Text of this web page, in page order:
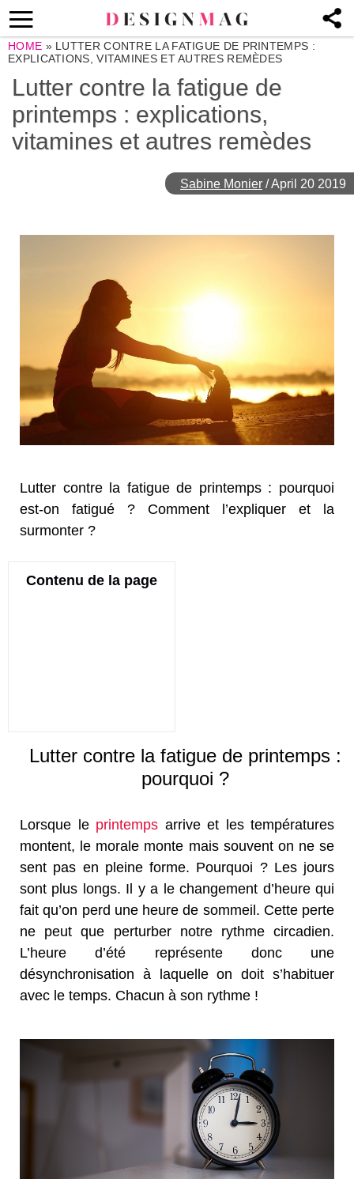
HOME » LUTTER CONTRE LA FATIGUE DE PRINTEMPS :
EXPLICATIONS, VITAMINES ET AUTRES REMÈDES
Lutter contre la fatigue de
printemps : explications,
vitamines et autres remèdes
Sabine Monier /April 20 2019
Lutter contre la fatigue de printemps : pourquoi
est-on fatigué ? Comment l’expliquer et la
surmonter ?
Contenu de la page
Lutter contre la fatigue de printemps :
pourquoi ?
Lorsque le printemps arrive et les températures
montent, le morale monte mais souvent on ne se
sent pas en pleine forme. Pourquoi ? Les jours
sont plus longs. Il y a le changement d’heure qui
fait qu’on perd une heure de sommeil. Cette perte
ne peut que perturber notre rythme circadien.
L’heure d’été représente donc une
désynchronisation à laquelle on doit s’habituer
avec le temps. Chacun à son rythme !